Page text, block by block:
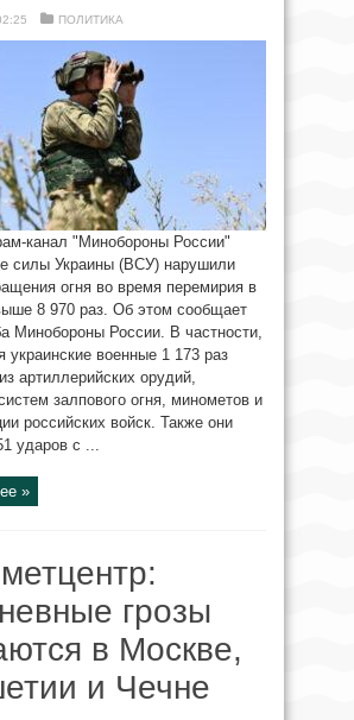
ПОЛИТИКА
канал "Минобороны России"
силы Украины (ВСУ) нарушили
огня во время перемирия в
8 970 раз. Об этом сообщает
Минобороны России. В частности,
украинские военные 1 173 раз
артиллерийских орудий,
залпового огня, минометов и
российских войск. Также они
ударов с ...
»
грозы
в Москве,
и Чечне